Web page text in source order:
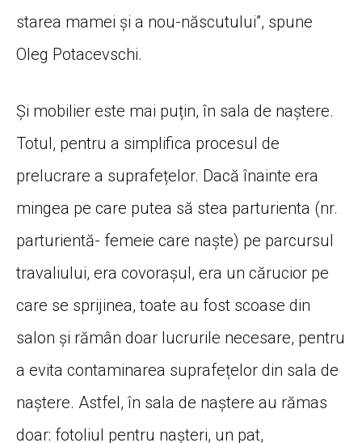
starea mamei și a nou-născutului”, spune
Oleg Potacevschi.
Și mobilier este mai puțin, în sala de naștere.
Totul, pentru a simplifica procesul de
prelucrare a suprafețelor. Dacă înainte era
mingea pe care putea să stea parturienta (nr.
parturientă- femeie care naște) pe parcursul
travaliului, era covorașul, era un cărucior pe
care se sprijinea, toate au fost scoase din
salon și rămân doar lucrurile necesare, pentru
a evita contaminarea suprafețelor din sala de
naștere. Astfel, în sala de naștere au rămas
doar: fotoliul pentru nașteri, un pat,